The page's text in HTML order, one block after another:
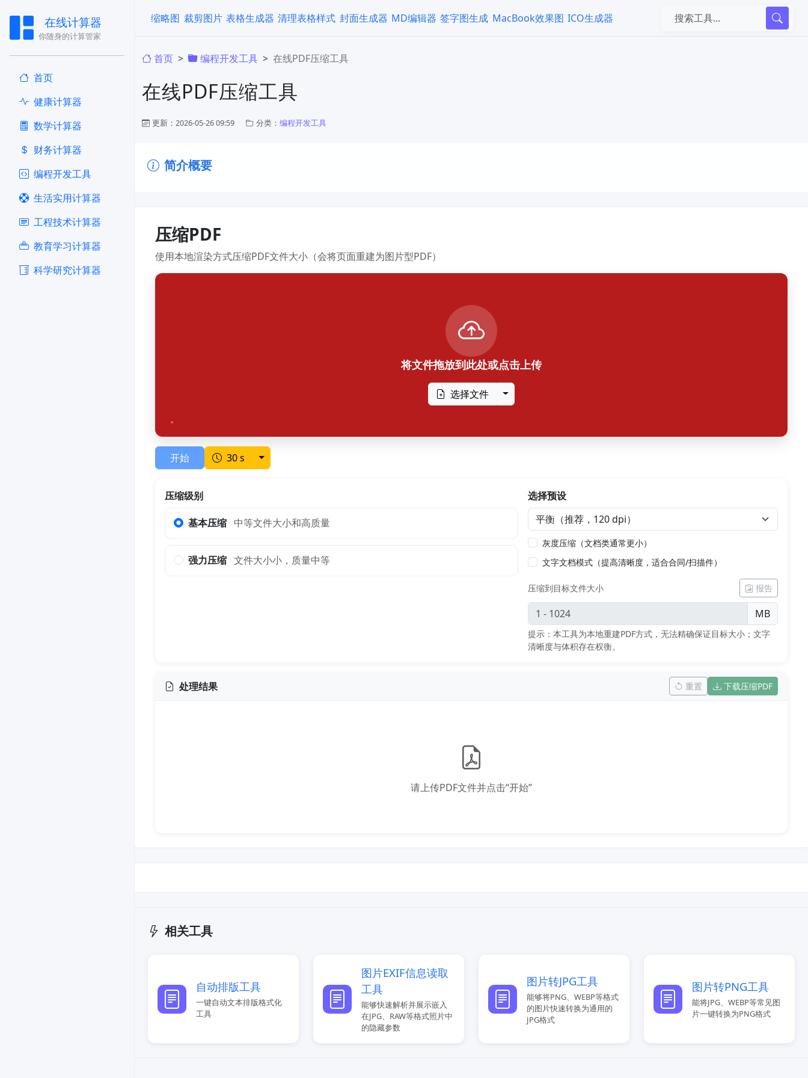
在线计算器
你随身的计算管家
首页
健康计算器
​数学计算器
财务计算器
编程开发工具
生活实用计算器
工程技术计算器
教育学习计算器
科学研究计算器
缩略图 裁剪图片 表格生成器 清理表格样式 封面生成器 MD编辑器 签字图生成 MacBook效果图 ICO生成器
首页 编程开发工具 在线PDF压缩工具
在线PDF压缩工具
更新：2026-05-26 09:59 分类： 编程开发工具
简介概要
压缩PDF
使用本地渲染方式压缩PDF文件大小（会将页面重建为图片型PDF）
将文件拖放到此处或点击上传
选择文件 Toggle Dropdown
开始 30 s Toggle Dropdown
压缩级别
基本压缩 中等文件大小和高质量
强力压缩 文件大小小，质量中等
选择预设
灰度压缩（文档类通常更小）
文字文档模式（提高清晰度，适合合同/扫描件）
压缩到目标文件大小 报告
MB
提示：本工具为本地重建PDF方式，无法精确保证目标大小；文字
清晰度与体积存在权衡。
处理结果 重置 下载压缩PDF
请上传PDF文件并点击“开始”
相关工具
自动排版工具
一键自动文本排版格式化
工具
图片EXIF信息读取
工具
能够快速解析并展示嵌入
在JPG、RAW等格式照片中
的隐藏参数
图片转JPG工具
能够将PNG、WEBP等格式
的图片快速转换为通用的
JPG格式
图片转PNG工具
能将JPG、WEBP等常见图
片一键转换为PNG格式